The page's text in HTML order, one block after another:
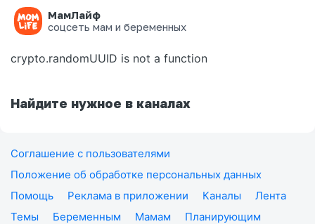
МамЛайф
соцсеть мам и беременных
Ошибка на странице
crypto.randomUUID is not a function
Найдите нужное в каналах
Соглашение с пользователями
Положение об обработке персональных данных
Помощь
Реклама в приложении Каналы
Лента
Темы
Беременным Мамам
Планирующим